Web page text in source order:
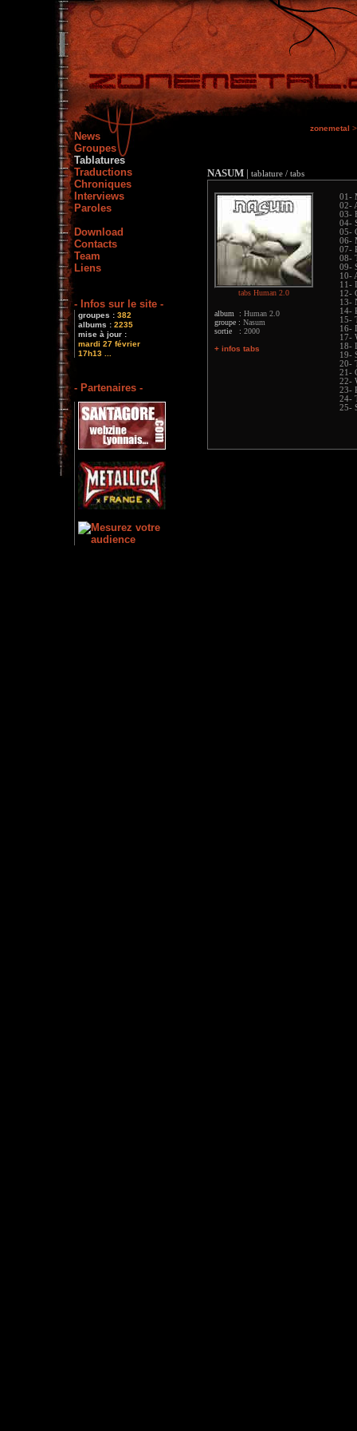
News
Groupes
Tablatures
Traductions
Chroniques
Interviews
Paroles
Download
Contacts
Team
Liens
- Infos sur le site -
groupes : 382
albums : 2235
mise à jour :
mardi 27 février
17h13 ...
- Partenaires -
zonemetal >
NASUM | tablature / tabs
tabs Human 2.0
album : Human 2.0
groupe : Nasum
sortie : 2000
+ infos tabs
01-
02-
03-
04-
05-
06-
07-
08-
09-
10-
11-
12-
13-
14-
15-
16-
17-
18-
19-
20-
21-
22-
23-
24-
25-